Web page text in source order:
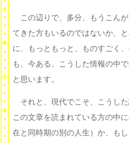
この辺りで、多分、もうこん
てきた方もいるのではないか、
に、もっともっと、ものすごく
も、今ある、こうした情報の中
と思います。
それと、現代でこそ、こうした
この文章を読まれている方の中
在と同時期の別の人生）か、も